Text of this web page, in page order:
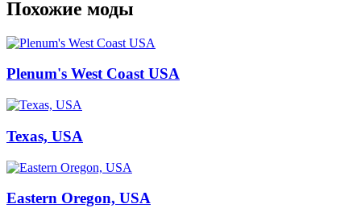
Похожие моды
Plenum's West Coast USA
Texas, USA
Eastern Oregon, USA